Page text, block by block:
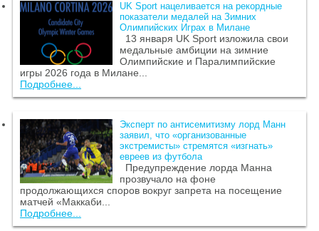
UK Sport нацеливается на рекордные
показатели медалей на Зимних
Олимпийских Играх в Милане
13 января UK Sport изложила свои
медальные амбиции на зимние
Олимпийские и Паралимпийские
игры 2026 года в Милане...
Подробнее...
Эксперт по антисемитизму лорд Манн
заявил, что «организованные
экстремисты» стремятся «изгнать»
евреев из футбола
Предупреждение лорда Манна
прозвучало на фоне
продолжающихся споров вокруг запрета на посещение
матчей «Маккаби...
Подробнее...